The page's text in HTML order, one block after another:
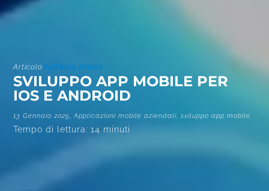
ArticoloSoftware House
SVILUPPO APP MOBILE PER
IOS E ANDROID
13 Gennaio 2025,Applicazioni mobile aziendali,sviluppo app mobile
Tempo di lettura: 14 minuti